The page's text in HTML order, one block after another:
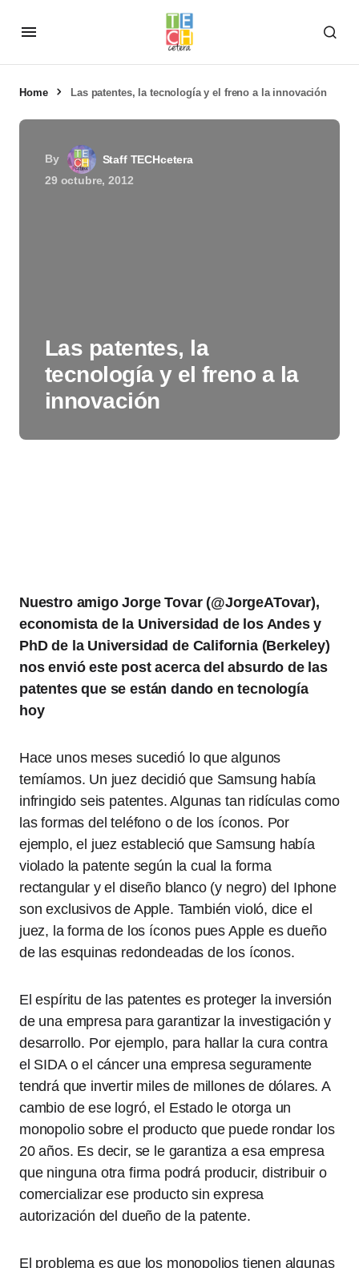
Home Las patentes, la tecnología y el freno a la innovación
By
Staff TECHcetera
29 octubre, 2012
Las patentes, la
tecnología y el freno a la
innovación
Nuestro amigo Jorge Tovar (@JorgeATovar),
economista de la Universidad de los Andes y
PhD de la Universidad de California (Berkeley)
nos envió este post acerca del absurdo de las
patentes que se están dando en tecnología
hoy
Hace unos meses sucedió lo que algunos
temíamos. Un juez decidió que Samsung había
infringido seis patentes. Algunas tan ridículas como
las formas del teléfono o de los íconos. Por
ejemplo, el juez estableció que Samsung había
violado la patente según la cual la forma
rectangular y el diseño blanco (y negro) del Iphone
son exclusivos de Apple. También violó, dice el
juez, la forma de los íconos pues Apple es dueño
de las esquinas redondeadas de los íconos.
El espíritu de las patentes es proteger la inversión
de una empresa para garantizar la investigación y
desarrollo. Por ejemplo, para hallar la cura contra
el SIDA o el cáncer una empresa seguramente
tendrá que invertir miles de millones de dólares. A
cambio de ese logró, el Estado le otorga un
monopolio sobre el producto que puede rondar los
20 años. Es decir, se le garantiza a esa empresa
que ninguna otra firma podrá producir, distribuir o
comercializar ese producto sin expresa
autorización del dueño de la patente.
El problema es que los monopolios tienen algunas